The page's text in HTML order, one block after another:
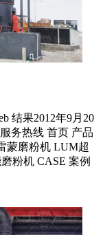
结果2012年9月20
务热线 首页 产品
蒙磨粉机 LUM超
粉机 CASE 案例